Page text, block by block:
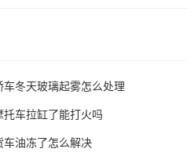
车冬天玻璃起雾怎么处理
托车拉缸了能打火吗
车油冻了怎么解决